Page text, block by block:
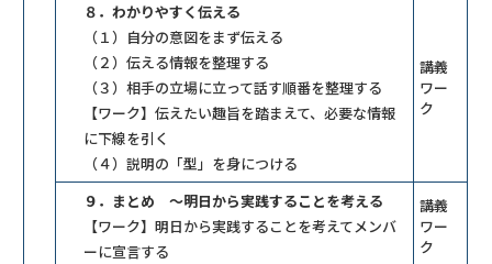
８．わかりやすく伝える
（１）自分の意図をまず伝える
（２）伝える情報を整理する
（３）相手の立場に立って話す順番を整理する
【ワーク】伝えたい趣旨を踏まえて、必要な情報
に下線を引く
（４）説明の「型」を身につける
講義
ワー
ク
９．まとめ ～明日から実践することを考える
【ワーク】明日から実践することを考えてメンバ
ーに宣言する
講義
ワー
ク